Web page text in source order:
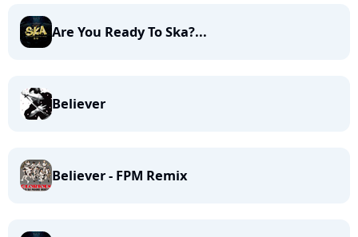
Are You Ready To Ska?...
Believer
Believer - FPM Remix